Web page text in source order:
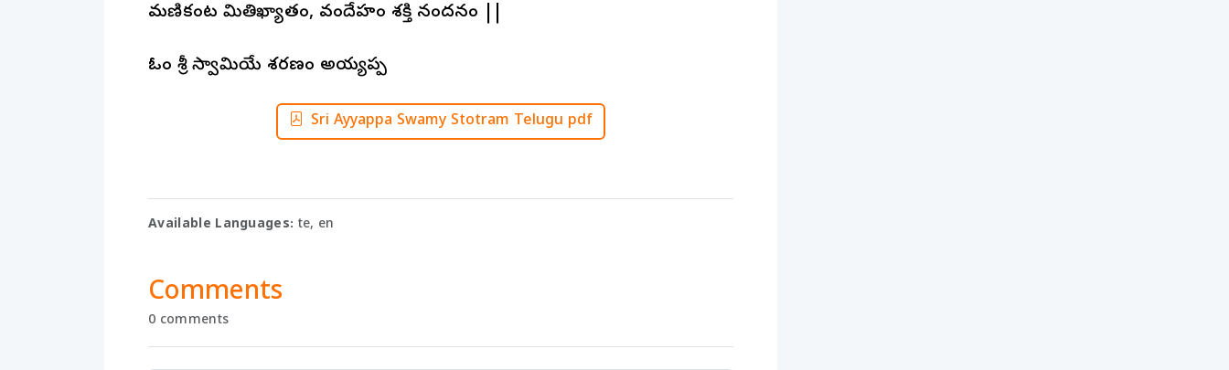
మణికంట మితిఖ్యాతం, వందేహం శక్తి నందనం ||
ఓం శ్రీ స్వామియే శరణం అయ్యప్ప
Sri Ayyappa Swamy Stotram Telugu pdf
Available Languages: te, en
Comments
0 comments